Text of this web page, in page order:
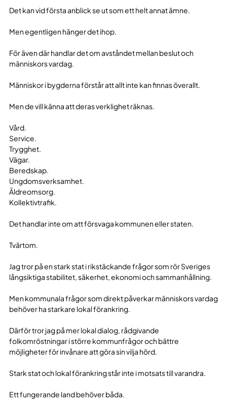
Det kan vid första anblick se ut som ett helt annat ämne.
Men egentligen hänger det ihop.
För även där handlar det om avståndet mellan beslut och
människors vardag.
Människor i bygderna förstår att allt inte kan finnas överallt.
Men de vill känna att deras verklighet räknas.
Vård.
Service.
Trygghet.
Vägar.
Beredskap.
Ungdomsverksamhet.
Äldreomsorg.
Kollektivtrafik.
Det handlar inte om att försvaga kommunen eller staten.
Tvärtom.
Jag tror på en stark stat i rikstäckande frågor som rör Sveriges
långsiktiga stabilitet, säkerhet, ekonomi och sammanhållning.
Men kommunala frågor som direkt påverkar människors vardag
behöver ha starkare lokal förankring.
Därför tror jag på mer lokal dialog, rådgivande
folkomröstningar i större kommunfrågor och bättre
möjligheter för invånare att göra sin vilja hörd.
Stark stat och lokal förankring står inte i motsats till varandra.
Ett fungerande land behöver båda.